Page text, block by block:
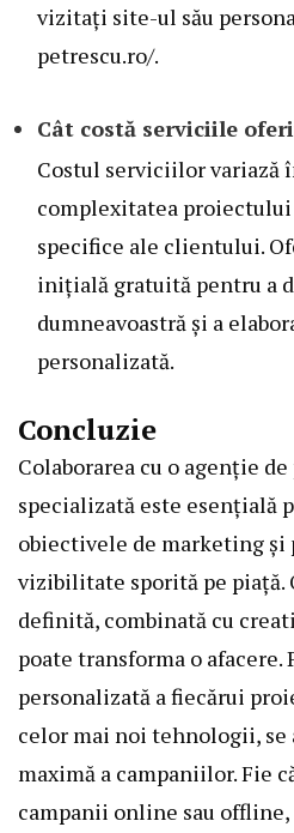
vizitați site-ul său
petrescu.ro/.
Cât costă serviciile
Costul serviciilor variază
complexitatea
specifice ale clientului.
inițială gratuită pentru a
dumneavoastră și a
personalizată.
Concluzie
Colaborarea cu o agenție
specializată este esențială
obiectivele de marketing și
vizibilitate sporită pe piață.
definită, combinată cu
poate transforma o afacere.
personalizată a fiecărui
celor mai noi tehnologii, se
maximă a campaniilor. Fie
campanii online sau